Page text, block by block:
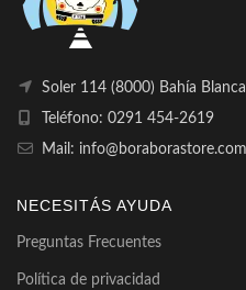
Soler 114 (8000) Bahía
Teléfono: 0291 454-2619
Mail:
NECESITÁS AYUDA
Preguntas Frecuentes
Política de privacidad